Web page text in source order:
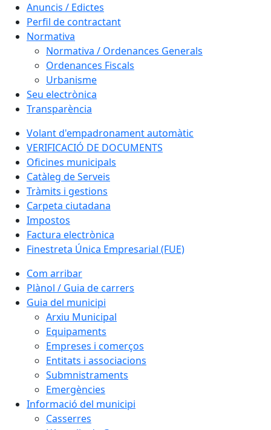
Anuncis / Edictes
Perfil de contractant
Normativa
Normativa / Ordenances Generals
Ordenances Fiscals
Urbanisme
Seu electrònica
Transparència
Volant d'empadronament automàtic
VERIFICACIÓ DE DOCUMENTS
Oficines municipals
Catàleg de Serveis
Tràmits i gestions
Carpeta ciutadana
Impostos
Factura electrònica
Finestreta Única Empresarial (FUE)
Com arribar
Plànol / Guia de carrers
Guia del municipi
Arxiu Municipal
Equipaments
Empreses i comerços
Entitats i associacions
Submnistraments
Emergències
Informació del municipi
Casserres